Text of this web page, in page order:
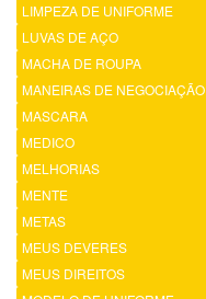
LIMPEZA DE UNIFORME
LUVAS DE AÇO
MACHA DE ROUPA
MANEIRAS DE NEGOCIAÇÃO
MASCARA
MEDICO
MELHORIAS
MENTE
METAS
MEUS DEVERES
MEUS DIREITOS